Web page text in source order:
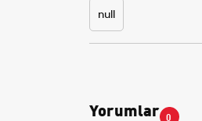
null
Yorumlar 0